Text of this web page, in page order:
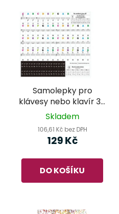
Samolepky pro
klávesy nebo klavír 37
- 88 kláves - barevný
Skladem
106,61 Kč bez DPH
129 Kč
DO KOŠÍKU